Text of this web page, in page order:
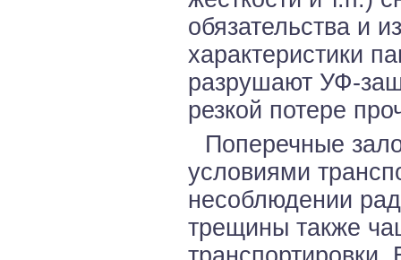
обязательства и
характеристики
разрушают УФ-
резкой потере
Поперечные
условиями
несоблюдении
трещины также